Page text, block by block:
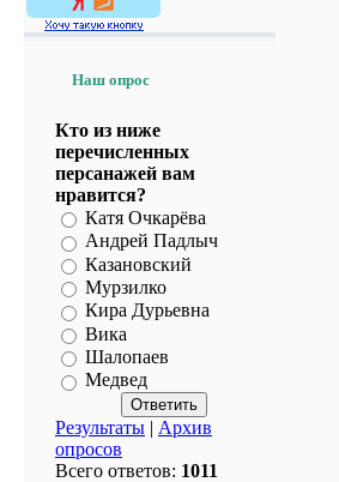
Наш опрос
Кто из ниже
перечисленных
персанажей вам
нравится?
Катя Очкарёва
Андрей Падлыч
Казановский
Мурзилко
Кира Дурьевна
Вика
Шалопаев
Медвед
Результаты | Архив
опросов
Всего ответов: 1011